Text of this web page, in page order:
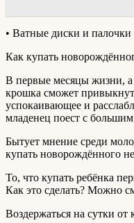
• Ватные диски и
Как купать
В первые месяцы жизни, а
крошка сможет
успокаивающее и
младенец поест с
Бытует мнение среди
купать новорождённого
То, что купать ребёнка
Как это сделать? Можно
Воздержаться на сутки